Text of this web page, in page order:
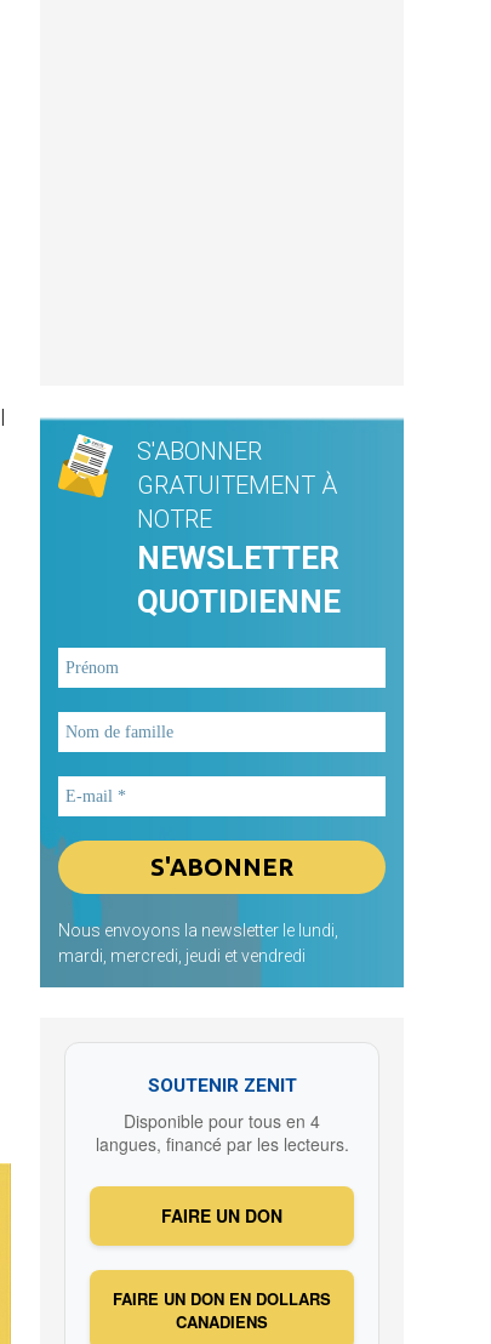
S'ABONNER
GRATUITEMENT À
NOTRE
NEWSLETTER
QUOTIDIENNE
Nous envoyons la newsletter le lundi,
mardi, mercredi, jeudi et vendredi
SOUTENIR ZENIT
Disponible pour tous en 4
langues, financé par les lecteurs.
FAIRE UN DON
FAIRE UN DON EN DOLLARS
CANADIENS